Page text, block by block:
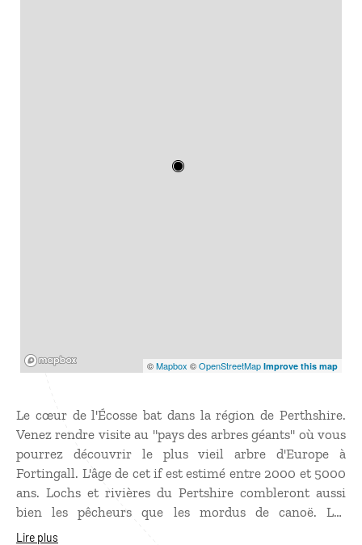
©Mapbox ©OpenStreetMap Improve this map
Le cœur de l'Écosse bat dans la région de Perthshire.
Venez rendre visite au "pays des arbres géants" où vous
pourrez découvrir le plus vieil arbre d'Europe à
Fortingall. L'âge de cet if est estimé entre 2000 et 5000
ans. Lochs et rivières du Pertshire combleront aussi
bien les pêcheurs que les mordus de canoë. Les
marcheurs quant à eux parcourront les reliefs sauvages
Lire plus